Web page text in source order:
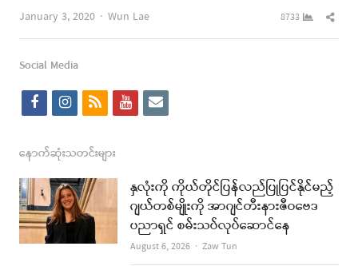
January 3, 2020
Author
Wun Lae 8733
Social Media
f
c
e
b
o
i
s
t
a
g
r
s
y
t
u
b
e
e
i
l
နောက်ဆုံးသတင်းများ
နှလုံးကို ကိုယ်တိုင်ပြန်လည်ပြုပြင်နိုင်မည့်
ဂျယ်တစ်မျိုးကို အာဂျင်တီးနားဇီဝဗေဒ
ပညာရှင် စမ်းသပ်လုပ်ဆောင်နေ
August 6, 2026 Author
Zaw Tun